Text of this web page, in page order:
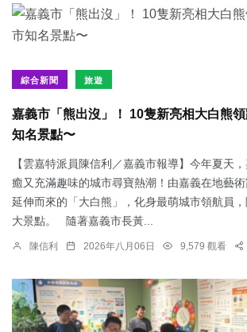
綜合新聞 旅遊
嘉義市「熊出沒」！ 10隻新亮相大白熊
知名景點〜
【雲嘉特派員陳信利／嘉義市報導】今年夏天
癒又充滿趣味的城市尋寶熱潮！由嘉義在地藝
延伸而來的「大白熊」，化身最萌城市領航員
大景點。 隨著嘉義市長黃...
陳信利 2026年八月06日 9,579 觀看